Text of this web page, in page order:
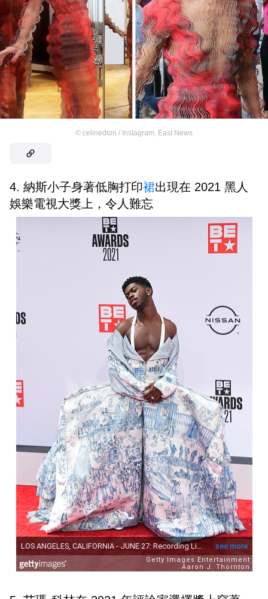
© celinedion / Instagram East News
4. 納斯小子身著低胸打印裙出現在 2021 黑人
娛樂電視大獎上，令人難忘